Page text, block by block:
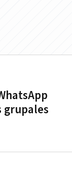
grupales